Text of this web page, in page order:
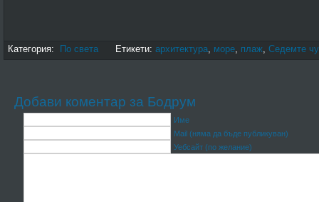
Категория: По света Етикети: архитектура, море, плаж, Седемте
Добави коментар за Бодрум
Име
Mail (няма да бъде публикуван)
Уебсайт (по желание)